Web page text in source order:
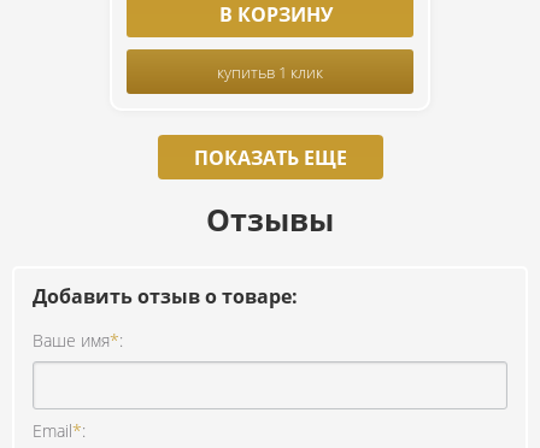
В КОРЗИНУ
купитьв 1 клик
ПОКАЗАТЬ ЕЩЕ
Отзывы
Добавить отзыв о товаре:
Ваше имя*:
Email*: